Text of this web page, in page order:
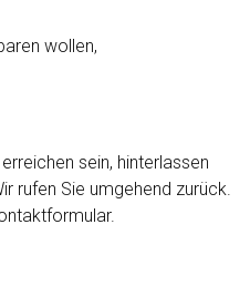
wollen,
sein, hinterlassen
rufen Sie umgehend zurück.